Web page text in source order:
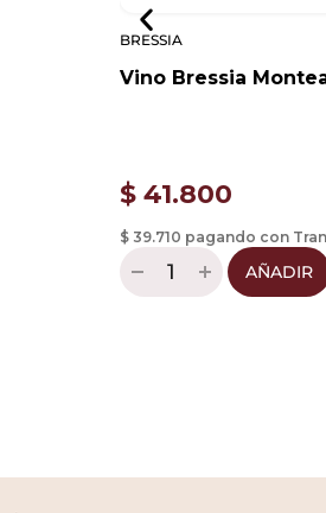
BRESSIA
Vino Bressia
$41.800
$ 39.710 pagando con
AÑADIR